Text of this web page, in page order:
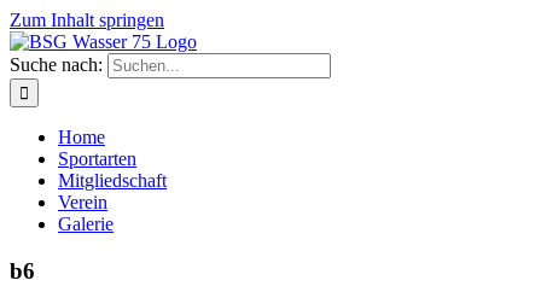
Zum Inhalt springen
Suche nach:
Home
Sportarten
Mitgliedschaft
Verein
Galerie
b6